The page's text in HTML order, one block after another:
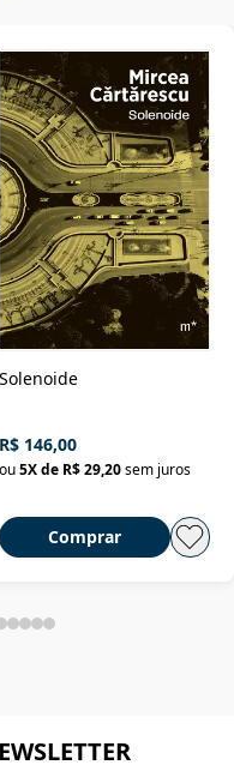
Solenoide
R$ 146,00
ou 5X de R$ 29,20 sem juros
Comprar